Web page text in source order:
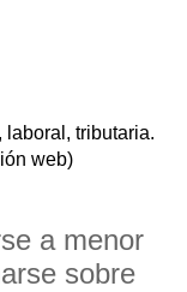
tributaria.
web)
a menor
sobre